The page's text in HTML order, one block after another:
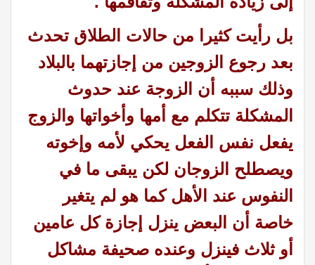
بل رأيت كثيرا من حالات الطلاق تحدث
بعد رجوع الزوجين من إجازتهما بالبلاد
وذلك سببه أن الزوجة عند حدوث
المشكلة تتكلم مع أمها وأخواتها والزوج
يفعل نفس الفعل يحكي لأمه وإخوته
ويصطلح الزوجان لكن يبقى ما في
النفوس عند الأهل كما هو لم يتغير
خاصة أن البعض ينزل إجازة كل عامين
أو ثلاث فينزل وعنده صحيفة مشاكل